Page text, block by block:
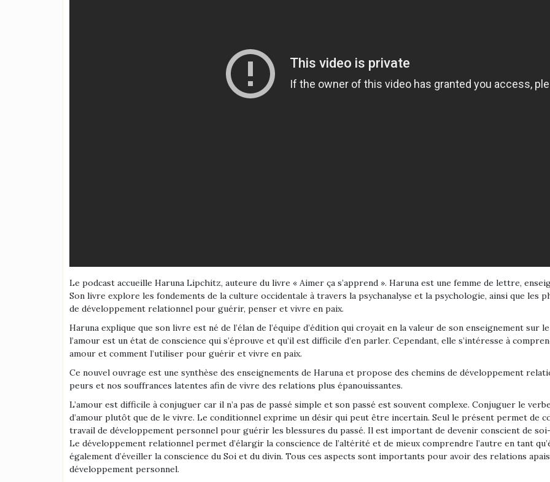
Le podcast accueille Haruna Lipchitz, auteure du livre « Aimer ça s’apprend ». Haruna est une femme de lettre,
Son livre explore les fondements de la culture occidentale à travers la psychanalyse et la psychologie, ainsi que les
de développement relationnel pour guérir, penser et vivre en paix.
Haruna explique que son livre est né de l’élan de l’équipe d’édition qui croyait en la valeur de son enseignement
l’amour est un état de conscience qui s’éprouve et qu’il est difficile d’en parler. Cependant, elle s’intéresse à
amour et comment l’utiliser pour guérir et vivre en paix.
Ce nouvel ouvrage est une synthèse des enseignements de Haruna et propose des chemins de développement
peurs et nos souffrances latentes afin de vivre des relations plus épanouissantes.
L’amour est difficile à conjuguer car il n’a pas de passé simple et son passé est souvent complexe. Conjuguer le
d’amour plutôt que de le vivre. Le conditionnel exprime un désir qui peut être incertain. Seul le présent permet de
travail de développement personnel pour guérir les blessures du passé. Il est important de devenir conscient de
Le développement relationnel permet d’élargir la conscience de l’altérité et de mieux comprendre l’autre en tant
également d’éveiller la conscience du Soi et du divin. Tous ces aspects sont importants pour avoir des relations
développement personnel.